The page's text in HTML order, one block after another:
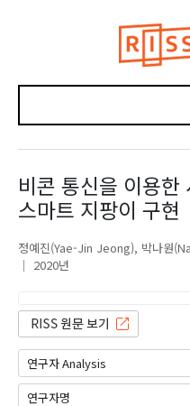
비콘 통신을 이용한
스마트 지팡이 구현
정예진(Yae-Jin Jeong) 박나원
2020년